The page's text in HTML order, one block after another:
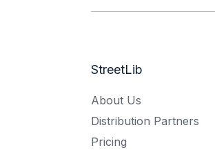
StreetLib
About Us
Distribution Partners
Pricing